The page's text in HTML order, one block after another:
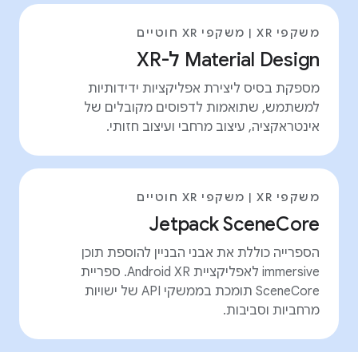
משקפי XR | משקפי XR חוטיים
Material Design ל-XR
מספקת בסיס ליצירת אפליקציות ידידותיות
למשתמש, שתואמות לדפוסים מקובלים של
אינטראקציה, עיצוב מרחבי ועיצוב חזותי.
משקפי XR | משקפי XR חוטיים
Jetpack SceneCore
הספרייה כוללת את אבני הבניין להוספת תוכן
immersive לאפליקציית Android XR. ספריית
SceneCore תומכת בממשקי API של ישויות
מרחביות וסביבות.